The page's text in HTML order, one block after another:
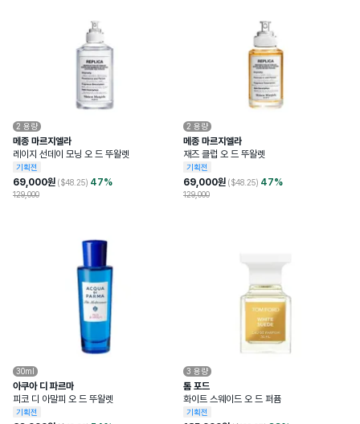
2 용량
메종 마르지엘라
레이지 선데이 모닝 오 드 뚜왈렛
기획전
69,000원 ($48.25) 47%
129,000
2 용량
메종 마르지엘라
재즈 클럽 오 드 뚜왈렛
기획전
69,000원 ($48.25) 47%
129,000
30ml
아쿠아 디 파르마
피코 디 아말피 오 드 뚜왈렛
기획전
3 용량
톰 포드
화이트 스웨이드 오 드 퍼퓸
기획전